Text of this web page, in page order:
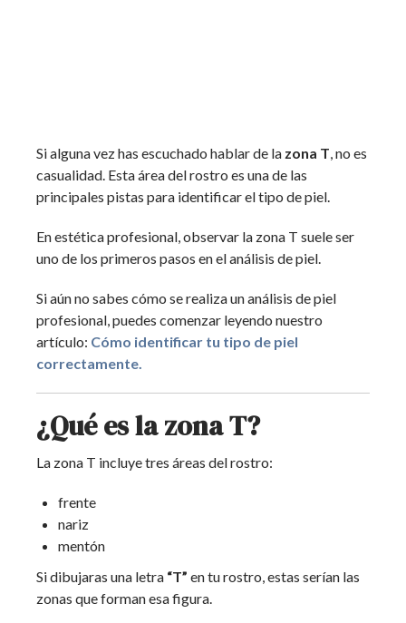
Si alguna vez has escuchado hablar de la zona T, no es
casualidad. Esta área del rostro es una de las
principales pistas para identificar el tipo de piel.
En estética profesional, observar la zona T suele ser
uno de los primeros pasos en el análisis de piel.
Si aún no sabes cómo se realiza un análisis de piel
profesional, puedes comenzar leyendo nuestro
artículo: Cómo identificar tu tipo de piel
correctamente.
¿Qué es la zona T?
La zona T incluye tres áreas del rostro:
frente
nariz
mentón
Si dibujaras una letra “T” en tu rostro, estas serían las
zonas que forman esa figura.